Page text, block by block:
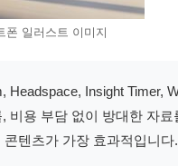
폰 일러스트 이미지
Headspace, Insight Timer,
비용 부담 없이 방대한 자료
텐츠가 가장 효과적입니다.